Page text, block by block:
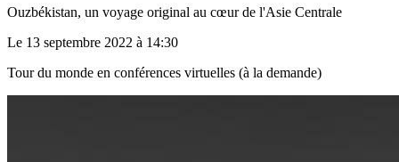
Ouzbékistan, un voyage original au cœur de l'Asie Centrale
Le 13 septembre 2022 à 14:30
Tour du monde en conférences virtuelles (à la demande)